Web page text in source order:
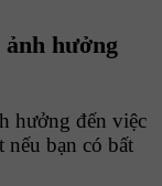
hưởng
hưởng đến việc
nếu bạn có bất